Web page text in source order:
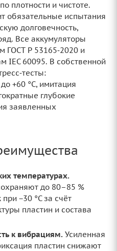
плотности и чистоте.
обязательные испытания
долговечность,
Все аккумуляторы
ГОСТ Р 53165‑2020 и
IEC 60095. В собственной
+60 °C, имитация
глубокие
заявленных
температурах.
до 80–85 %
−30 °C за счёт
пластин и состава
к вибрациям. Усиленная
пластин снижают